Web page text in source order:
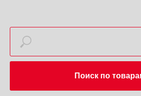
Поиск по